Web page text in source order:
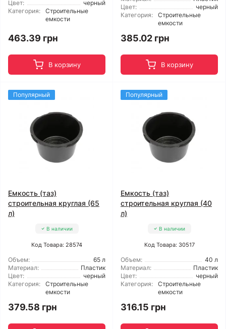
Цвет:
черный
Категория:
Строительные
емкости
463.39 грн
В корзину
Цвет:
черный
Категория:
Строительные
емкости
385.02 грн
В корзину
Популярный
Емкость (таз)
строительная круглая (65
л)
В наличии
Код Товара: 28574
Объем:
65 л
Материал:
Пластик
Цвет:
черный
Категория:
Строительные
емкости
379.58 грн
Популярный
Емкость (таз)
строительная круглая (40
л)
В наличии
Код Товара: 30517
Объем:
40 л
Материал:
Пластик
Цвет:
черный
Категория:
Строительные
емкости
316.15 грн